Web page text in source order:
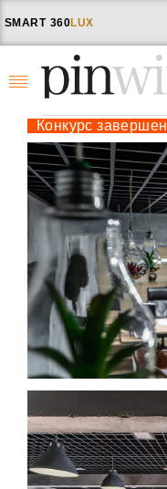
SMART 360LUX
Конкурс завершен